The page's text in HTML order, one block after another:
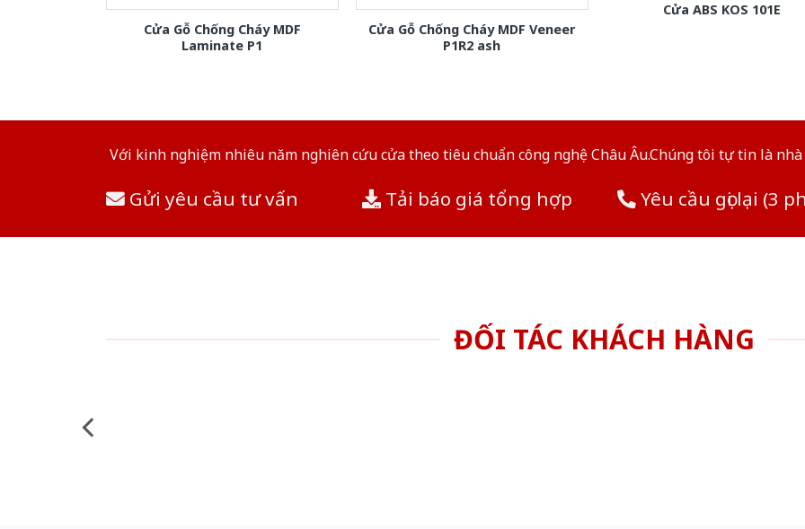
Cửa Gỗ Chống Cháy MDF
Laminate P1
Cửa Gỗ Chống Cháy MDF Veneer
P1R2 ash
Cửa ABS KOS 101E
Với kinh nghiệm nhiêu năm nghiên cứu cửa theo tiêu chuẩn công nghệ Châu Âu.Chúng tôi tự tin là
Gửi yêu cầu tư vấn Tải báo giá tổng hợp Yêu cầu gọi lại (3
ĐỐI TÁC KHÁCH HÀNG